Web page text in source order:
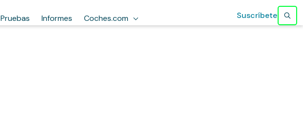
Pruebas Informes Coches.com Suscríbete